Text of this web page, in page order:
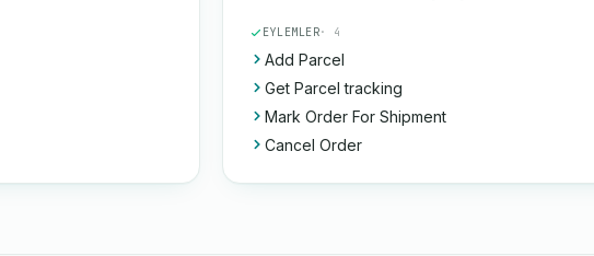
EYLEMLER· 4
Add Parcel
Get Parcel tracking
Mark Order For Shipment
Cancel Order